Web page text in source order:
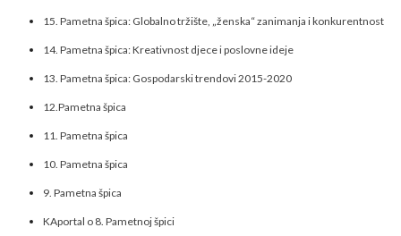
15. Pametna špica: Globalno tržište, „ženska“ zanimanja i konkurentnost
14. Pametna špica: Kreativnost djece i poslovne ideje
13. Pametna špica: Gospodarski trendovi 2015-2020
12.Pametna špica
11. Pametna špica
10. Pametna špica
9. Pametna špica
KAportal o 8. Pametnoj špici